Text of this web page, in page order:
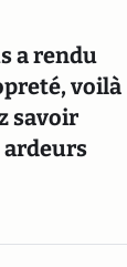
a rendu
voilà
savoir